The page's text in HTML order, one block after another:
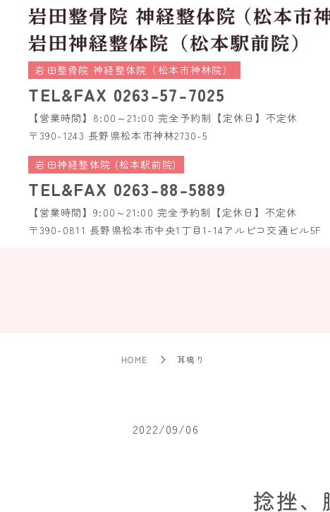
岩田整骨院 神経整体院（松本市神林院）
TEL&FAX 0263-57-7025
【営業時間】8:00～21:00 完全予約制 【定休日】不定休
〒390-1243 長野県松本市神林2730-5
岩田神経整体院 (松本駅前院)
TEL&FAX 0263-88-5889
【営業時間】9:00～21:00 完全予約制 【定休日】不定休
〒390-0811 長野県松本市中央1丁目1-14アルピコ交通ビル5F
HOME 耳鳴り
2022/09/06
捻挫